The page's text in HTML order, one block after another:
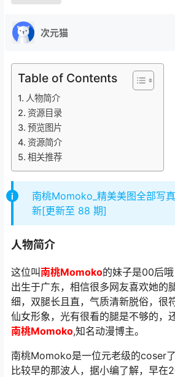
次元猫
Table of Contents
人物简介
资源目录
预览图片
资源简介
相关推荐
南桃Momoko_精美美图全部写
新[更新至 88 期]
人物简介
这位叫南桃Momoko的妹子是00后
出生于广东，相信很多网友喜欢她的
细，双腿长且直，气质清新脱俗，很
仙女形象，光有很看的腿是不够的，
南桃Momoko,知名动漫博主。
南桃Momoko是一位元老级的coser
比较早的那波人，据小编了解，早在